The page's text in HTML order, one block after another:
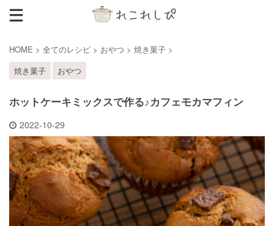
HOME > 全てのレシピ > おやつ > 焼き菓子 >
焼き菓子
おやつ
ホットケーキミックスで作る♪カフェモカマフィン
2022-10-29